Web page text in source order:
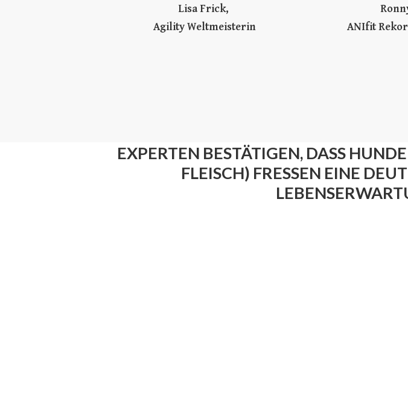
Lisa Frick,
Agility Weltmeisterin
ANIfit
EXPERTEN BESTÄTIGEN, DASS
FLEISCH) FRESSEN EINE